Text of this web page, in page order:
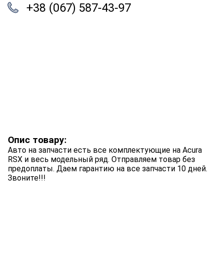
+38 (067) 587-43-97
Опис товару:
Авто на запчасти есть все комплектующие на Acura
RSX и весь модельный ряд. Отправляем товар без
предоплаты. Даем гарантию на все запчасти 10 дней.
Звоните!!!